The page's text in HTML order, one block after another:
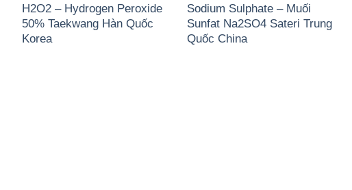
H2O2 – Hydrogen Peroxide
50% Taekwang Hàn Quốc
Korea
Sodium Sulphate – Muối
Sunfat Na2SO4 Sateri Trung
Quốc China